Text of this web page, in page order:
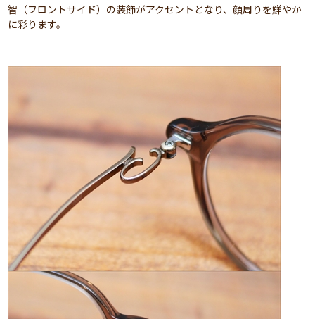
智（フロントサイド）の装飾がアクセントとなり、顔周りを鮮やか
に彩ります。